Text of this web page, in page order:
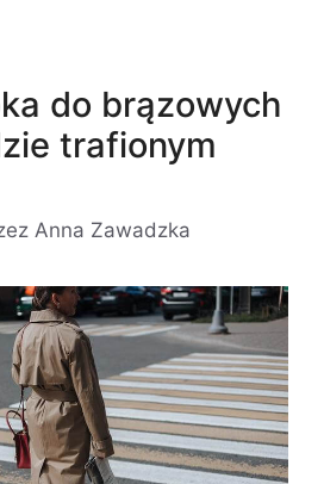
do brązowych
trafionym
Anna Zawadzka